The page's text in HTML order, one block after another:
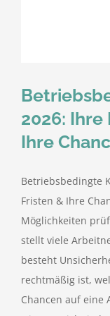
2026: Ihre
Ihre
Betriebsbedingte
Fristen & Ihre
Möglichkeiten
stellt viele
besteht
rechtmäßig ist,
Chancen auf eine